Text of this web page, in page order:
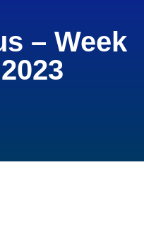
– Week